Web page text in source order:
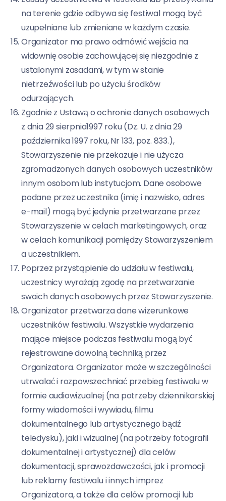
na terenie gdzie odbywa się festiwal mogą być
uzupełniane lub zmieniane w każdym czasie.
Organizator ma prawo odmówić wejścia na
widownię osobie zachowującej się niezgodnie z
ustalonymi zasadami, w tym w stanie
nietrzeźwości lub po użyciu środków
odurzających.
Zgodnie z Ustawą o ochronie danych osobowych
z dnia 29 sierpnia1997 roku (Dz. U. z dnia 29
października 1997 roku, Nr 133, poz. 833.),
Stowarzyszenie nie przekazuje i nie użycza
zgromadzonych danych osobowych uczestników
innym osobom lub instytucjom. Dane osobowe
podane przez uczestnika (imię i nazwisko, adres
e-mail) mogą być jedynie przetwarzane przez
Stowarzyszenie w celach marketingowych, oraz
w celach komunikacji pomiędzy Stowarzyszeniem
a uczestnikiem.
Poprzez przystąpienie do udziału w festiwalu,
uczestnicy wyrażają zgodę na przetwarzanie
swoich danych osobowych przez Stowarzyszenie.
Organizator przetwarza dane wizerunkowe
uczestników festiwalu. Wszystkie wydarzenia
mające miejsce podczas festiwalu mogą być
rejestrowane dowolną techniką przez
Organizatora. Organizator może w szczególności
utrwalać i rozpowszechniać przebieg festiwalu w
formie audiowizualnej (na potrzeby dziennikarskiej
formy wiadomości i wywiadu, filmu
dokumentalnego lub artystycznego bądź
teledysku), jaki i wizualnej (na potrzeby fotografii
dokumentalnej i artystycznej) dla celów
dokumentacji, sprawozdawczości, jak i promocji
lub reklamy festiwalu i innych imprez
Organizatora, a także dla celów promocji lub